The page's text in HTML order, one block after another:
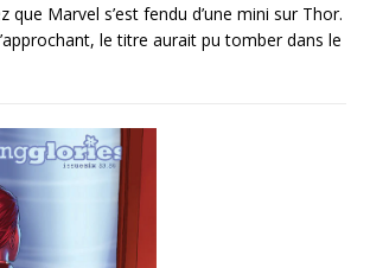
que Marvel s’est fendu d’une mini sur Thor.
le titre aurait pu tomber dans le